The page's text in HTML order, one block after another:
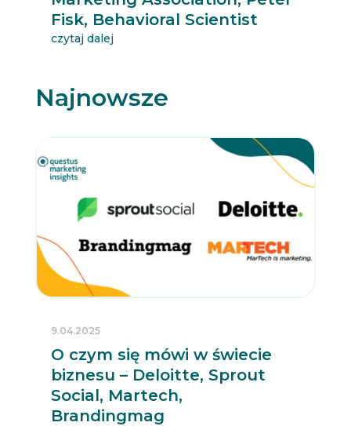
Fisk, Behavioral Scientist
czytaj dalej
Najnowsze
O czym się mówi w świecie
biznesu – Deloitte, Sprout
Social, Martech,
Brandingmag
9.04.2025